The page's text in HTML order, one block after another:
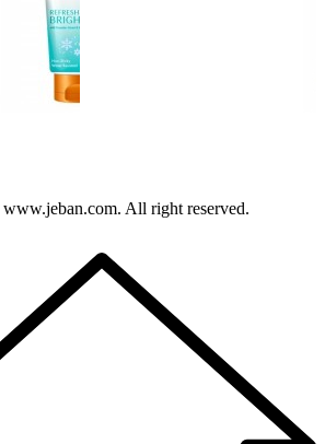
www.jeban.com. All right reserved.